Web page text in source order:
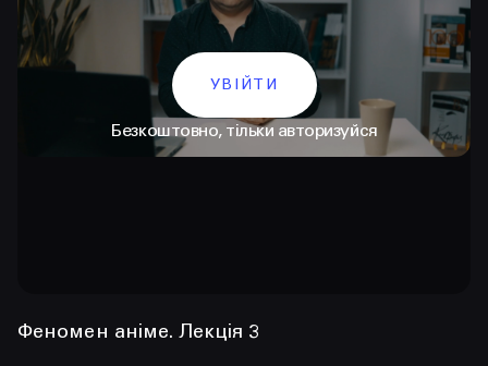
УВІЙТИ
Безкоштовно, тільки авторизуйся
Феномен аніме. Лекція 3